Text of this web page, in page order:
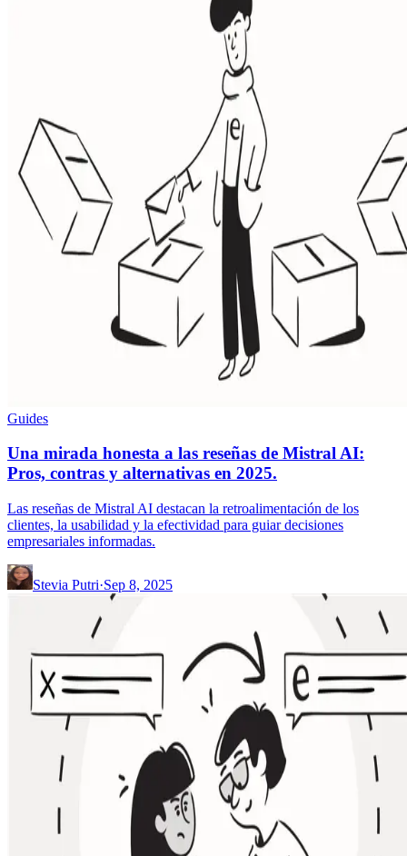
Guides
Una mirada honesta a las reseñas de Mistral AI:
Pros, contras y alternativas en 2025.
Las reseñas de Mistral AI destacan la retroalimentación de los
clientes, la usabilidad y la efectividad para guiar decisiones
empresariales informadas.
Stevia Putri·Sep 8, 2025